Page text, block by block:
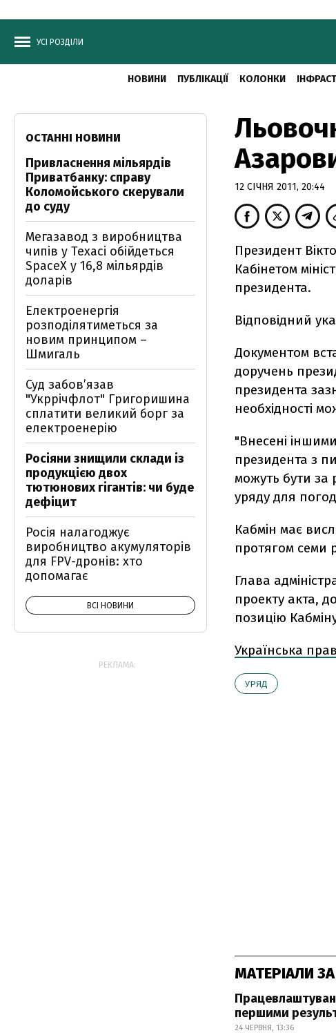
УСІ РОЗДІЛИ
НОВИНИ ПУБЛІКАЦІЇ КОЛОНКИ
12 СІЧНЯ 2011, 20:44
Президент
Кабінетом
президента.
Відповідний
Документом
доручень
президента
необхідності
"Внесені
президента з
можуть бути за
уряду для
Кабмін має
протягом семи
Глава
проекту акта,
позицію
Українська
УРЯД
МАТЕРІАЛИ
першими
24 ЧЕРВНЯ, 13:36
ОСТАННІ НОВИНИ
Привласнення мільярдів
Приватбанку: справу
Коломойського скерували
до суду
Мегазавод з виробництва
чипів у Техасі обійдеться
SpaceX у 16,8 мільярдів
доларів
Електроенергія
розподілятиметься за
новим принципом –
Шмигаль
Суд забов’язав
"Укррічфлот" Григоришина
сплатити великий борг за
електроенерію
Росіяни знищили склади із
продукцією двох
тютюнових гігантів: чи буде
дефіцит
Росія налагоджує
виробництво акумуляторів
для FPV-дронів: хто
допомагає
ВСІ НОВИНИ
РЕКЛАМА: